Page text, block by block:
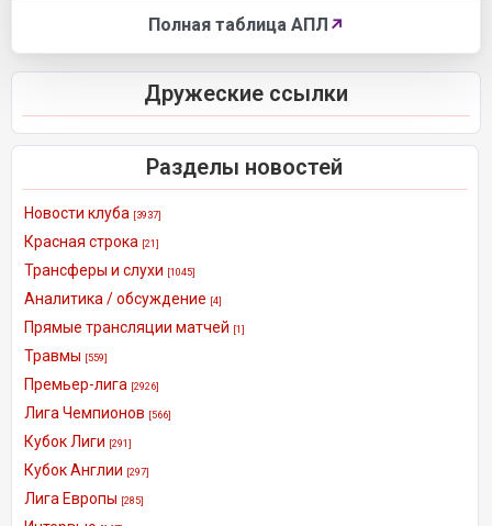
Полная таблица АПЛ ↗
Дружеские ссылки
Разделы новостей
Новости клуба [3937]
Красная строка [21]
Трансферы и слухи [1045]
Аналитика / обсуждение [4]
Прямые трансляции матчей [1]
Травмы [559]
Премьер-лига [2926]
Лига Чемпионов [566]
Кубок Лиги [291]
Кубок Англии [297]
Лига Европы [285]